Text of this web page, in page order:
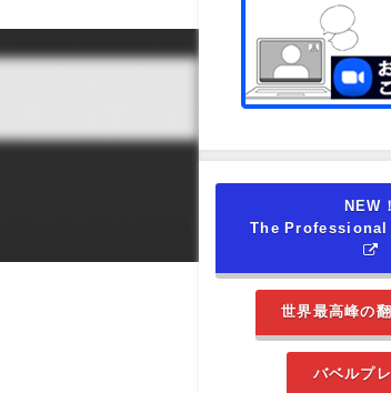
NEW！
The
世界最高峰の
バベルプ